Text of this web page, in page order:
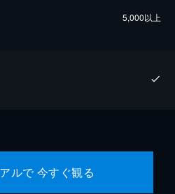
5,000以上
ルで 今すぐ観る